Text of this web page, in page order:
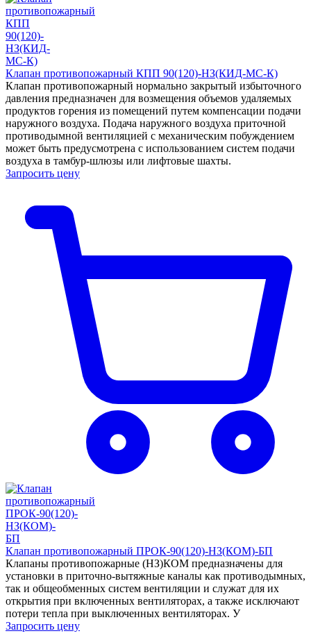
Клапан противопожарный КПП 90(120)-НЗ(КИД-МС-К)
Клапан противопожарный нормально закрытый избыточного
давления предназначен для возмещения объемов удаляемых
продуктов горения из помещений путем компенсации подачи
наружного воздуха. Подача наружного воздуха приточной
противодымной вентиляцией с механическим побуждением
может быть предусмотрена с использованием систем подачи
воздуха в тамбур-шлюзы или лифтовые шахты.
Запросить цену
Клапан противопожарный ПРОК-90(120)-НЗ(КОМ)-БП
Клапаны противопожарные (НЗ)КОМ предназначены для
установки в приточно-вытяжные каналы как противодымных,
так и общеобменных систем вентиляции и служат для их
открытия при включенных вентиляторах, а также исключают
потери тепла при выключенных вентиляторах. У
Запросить цену